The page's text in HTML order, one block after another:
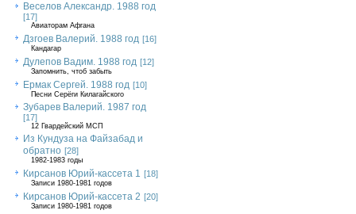
Веселов Александр. 1988 год
[17]
Авиаторам Афгана
Дзгоев Валерий. 1988 год [16]
Кандагар
Дулепов Вадим. 1988 год [12]
Запомнить, чтоб забыть
Ермак Сергей. 1988 год [10]
Песни Серёги Килагайского
Зубарев Валерий. 1987 год
[17]
12 Гвардейский МСП
Из Кундуза на Файзабад и
обратно [28]
1982-1983 годы
Кирсанов Юрий-кассета 1 [18]
Записи 1980-1981 годов
Кирсанов Юрий-кассета 2 [20]
Записи 1980-1981 годов